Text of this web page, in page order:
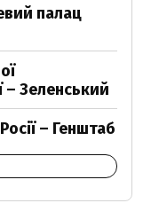
палац
– Зеленський
– Генштаб